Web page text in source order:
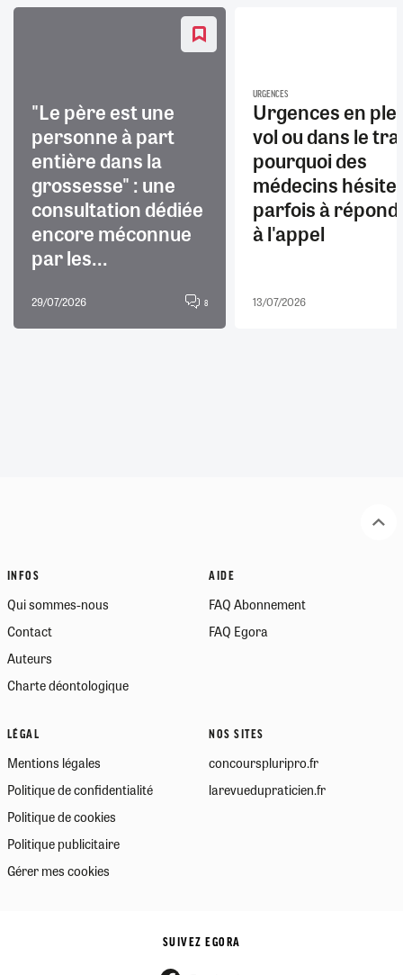
"Le père est une
personne à part
entière dans la
grossesse" : une
consultation dédiée
encore méconnue
par les...
29/07/2026 8
URGENCES
Urgences en
vol ou dans le
pourquoi des
médecins
parfois à
à l'appel
13/07/2026
INFOS
Qui sommes-nous
Contact
Auteurs
Charte déontologique
AIDE
FAQ Abonnement
FAQ Egora
LÉGAL
Mentions légales
Politique de confidentialité
Politique de cookies
Politique publicitaire
Gérer mes cookies
NOS SITES
concourspluripro.fr
larevuedupraticien.fr
SUIVEZ EGORA